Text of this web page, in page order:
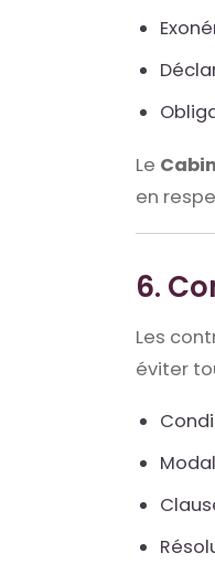
Le
en
6.
Les
éviter